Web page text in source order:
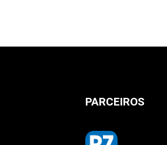
PARCEIROS